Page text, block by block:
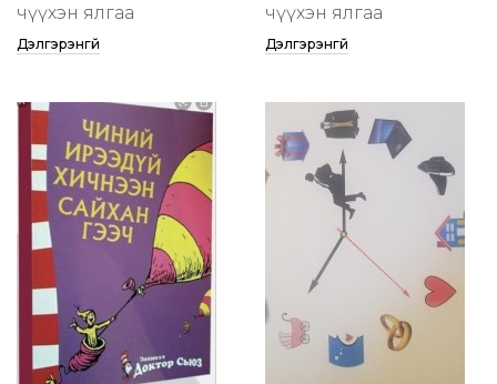
өчүүхэн ялгаа
Дэлгэрэнгүй
өчүүхэн ялгаа
Дэлгэрэнгүй